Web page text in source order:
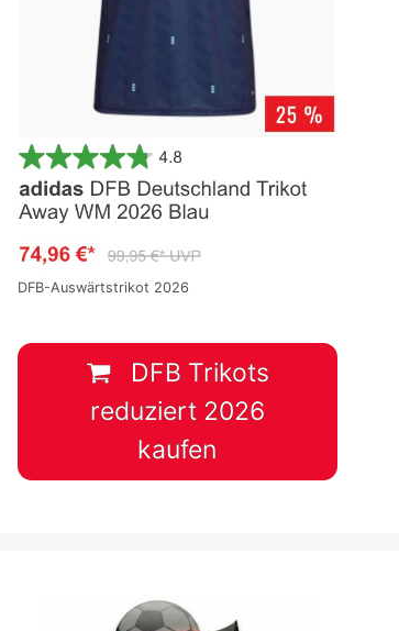
DFB-Auswärtstrikot 2026
DFB Trikots
reduziert 2026
kaufen